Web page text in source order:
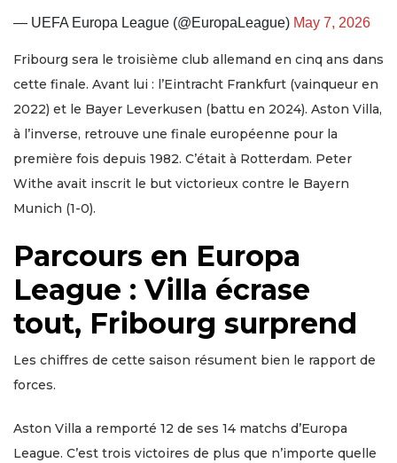
— UEFA Europa League (@EuropaLeague) May 7, 2026
Fribourg sera le troisième club allemand en cinq ans dans
cette finale. Avant lui : l’Eintracht Frankfurt (vainqueur en
2022) et le Bayer Leverkusen (battu en 2024). Aston Villa,
à l’inverse, retrouve une finale européenne pour la
première fois depuis 1982. C’était à Rotterdam. Peter
Withe avait inscrit le but victorieux contre le Bayern
Munich (1-0).
Parcours en Europa
League : Villa écrase
tout, Fribourg surprend
Les chiffres de cette saison résument bien le rapport de
forces.
Aston Villa a remporté 12 de ses 14 matchs d’Europa
League. C’est trois victoires de plus que n’importe quelle